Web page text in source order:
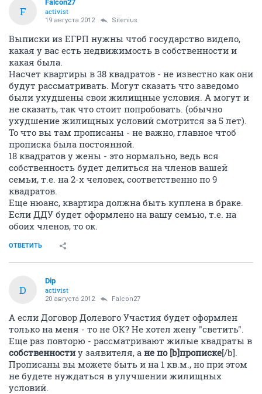
F
Falcon27
activist
19 августа 2012 Silenius
Выписки из ЕГРП нужны чтоб государство видело,
какая у вас есть недвижимость в собственности и
какая была.
Насчет квартиры в 38 квадратов - не известно как они
будут рассматривать. Могут сказать что заведомо
были ухудшены свои жилищные условия. А могут и
не сказать, так что стоит попробовать. (обычно
ухудшение жилищных условий смотрится за 5 лет).
То что вы там прописаны - не важно, главное чтоб
прописка была постоянной.
18 квадратов у жены - это нормально, ведь вся
собственность будет делиться на членов вашей
семьи, т.е. на 2-х человек, соответственно по 9
квадратов.
Еще нюанс, квартира должна быть куплена в браке.
Если ДДУ будет оформлено на вашу семью, т.е. на
обоих членов, то ок.
ОТВЕТИТЬ
D
Dip
activist
20 августа 2012 Falcon27
А если Договор Долевого Участия будет оформлен
только на меня - то не ОК? Не хотел жену "светить".
Еще раз повторю - рассматривают жилые квадраты в
собственностиу заявителя, а не по [b]прописке[/b].
Прописаны вы можете быть и на 1 кв.м., но при этом
не будете нуждаться в улучшении жилищных
условий.